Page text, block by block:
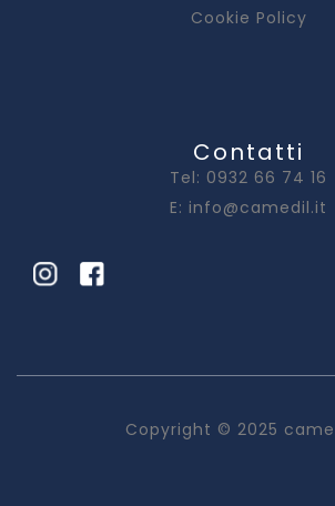
Cookie Policy
Contatti
Tel: 0932 66 74 16
E: info@camedil.it
Copyright © 2025